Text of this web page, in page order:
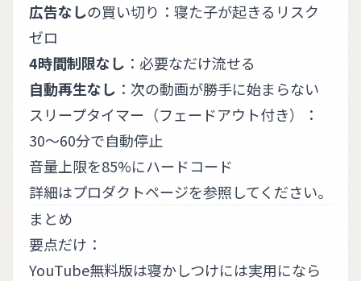
広告なしの買い切り：寝た子が起きるリスク
ゼロ
4時間制限なし ：必要なだけ流せる
自動再生なし ：次の動画が勝手に始まらない
スリープタイマー（フェードアウト付き）：
30〜60分で自動停止
音量上限を85%にハードコード
詳細はプロダクトページを参照してください。
まとめ
要点だけ：
YouTube無料版は寝かしつけには実用になら